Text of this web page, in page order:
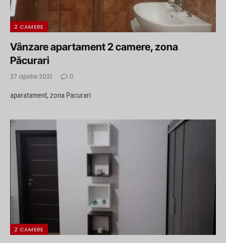
2 CAMERE
Vânzare apartament 2 camere, zona
Păcurari
27 aprilie 2021 0
aparatament, zona Pacurari
2 CAMERE